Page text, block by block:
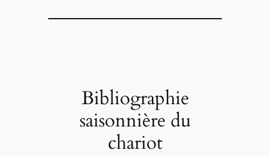
Bibliographie
saisonnière du
chariot